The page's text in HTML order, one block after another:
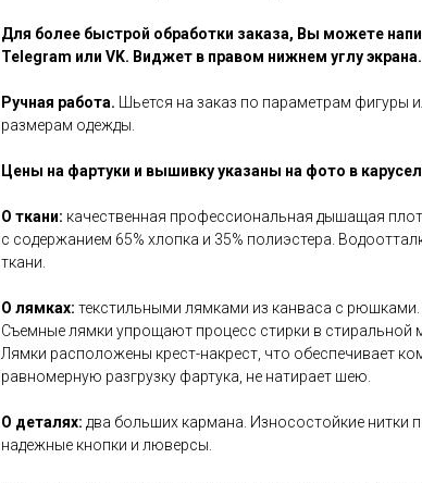
Для более быстрой обработки заказа, Вы можете
Telegram или VK. Виджет в правом нижнем углу экрана.
Ручная работа. Шьется на заказ по параметрам фигуры
размерам одежды.
Цены на фартуки и вышивку указаны на фото в
О ткани: качественная профессиональная дышащая
с содержанием 65% хлопка и 35% полиэстера.
ткани.
О лямках: текстильными лямками из канваса с рюшками.
Съемные лямки упрощают процесс стирки в стиральной
Лямки расположены крест-накрест, что обеспечивает
равномерную разгрузку фартука, не натирает шею.
О деталях: два больших кармана. Износостойкие нитки
надежные кнопки и люверсы.